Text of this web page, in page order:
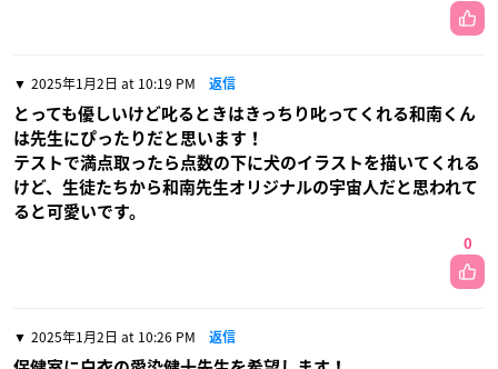
2025年1月2日 at 10:19 PM 返信
とっても優しいけど叱るときはきっちり叱ってくれる和南くん
は先生にぴったりだと思います！
テストで満点取ったら点数の下に犬のイラストを描いてくれる
けど、生徒たちから和南先生オリジナルの宇宙人だと思われて
ると可愛いです。
0
2025年1月2日 at 10:26 PM 返信